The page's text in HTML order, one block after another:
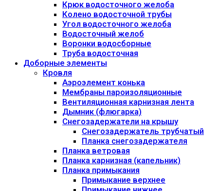
Крюк водосточного желоба
Колено водосточной трубы
Угол водосточного желоба
Водосточный желоб
Воронки водосборные
Труба водосточная
Доборные элементы
Кровля
Аэроэлемент конька
Мембраны пароизоляционные
Вентиляционная карнизная лента
Дымник (флюгарка)
Снегозадержатели на крышу
Снегозадержатель трубчатый
Планка снегозадержателя
Планка ветровая
Планка карнизная (капельник)
Планка примыкания
Примыкание верхнее